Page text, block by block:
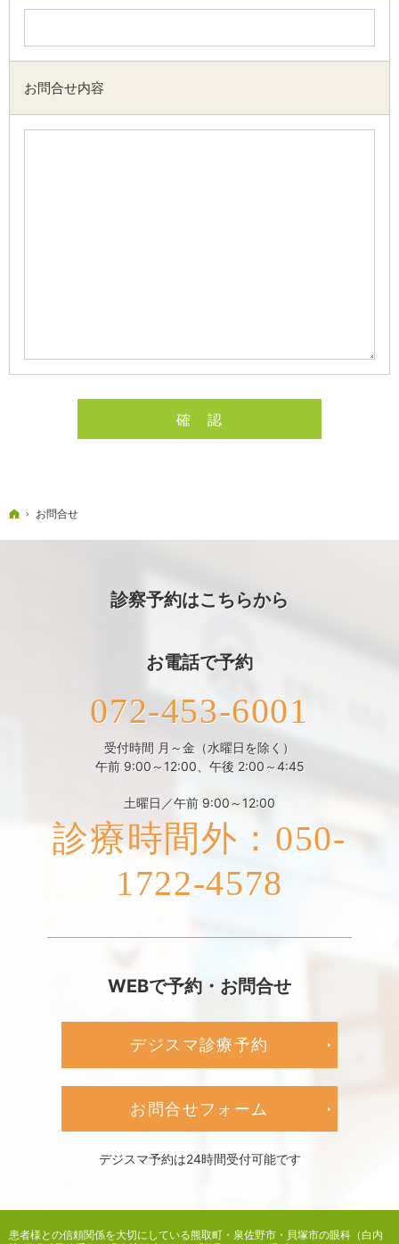
お問合せ内容
ホーム
お問合せ
診察予約はこちらから
お電話で予約
072-453-6001
受付時間 月～金（水曜日を除く）
午前 9:00～12:00、午後 2:00～4:45
土曜日／午前 9:00～12:00
診療時間外：050-
1722-4578
WEBで予約・お問合せ
デジスマ診療予約
お問合せフォーム
デジスマ予約は24時間受付可能です
患者様との信頼関係を大切にしている熊取町・泉佐野市・貝塚市の眼科（白内